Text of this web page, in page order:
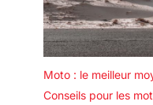
Moto : le meilleur
Conseils pour les